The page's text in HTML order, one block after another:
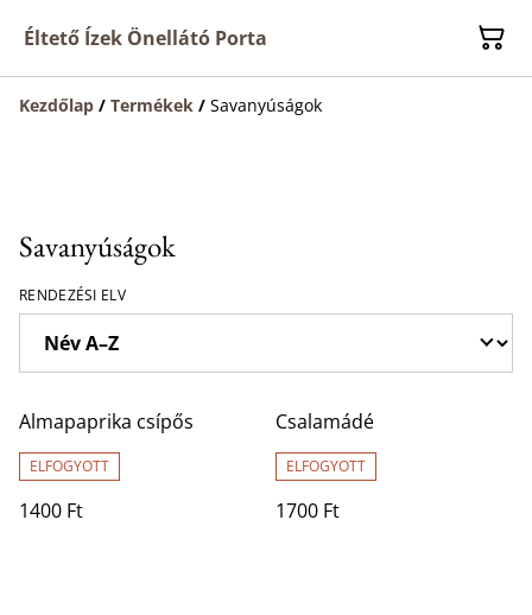
Éltető Ízek Önellátó Porta
Kezdőlap / Termékek / Savanyúságok
Savanyúságok
RENDEZÉSI ELV
Almapaprika csípős
ELFOGYOTT
1400 Ft
Csalamádé
ELFOGYOTT
1700 Ft